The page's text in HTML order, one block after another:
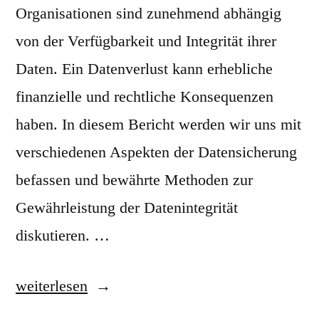
Organisationen sind zunehmend abhängig
von der Verfügbarkeit und Integrität ihrer
Daten. Ein Datenverlust kann erhebliche
finanzielle und rechtliche Konsequenzen
haben. In diesem Bericht werden wir uns mit
verschiedenen Aspekten der Datensicherung
befassen und bewährte Methoden zur
Gewährleistung der Datenintegrität
diskutieren. …
„
weiterlesen